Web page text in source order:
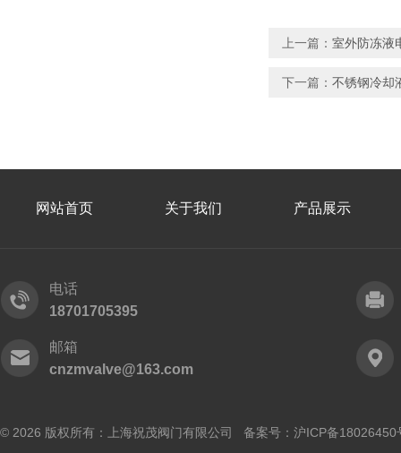
上一篇： 室外防冻液
下一篇： 不锈钢冷却
网站首页 关于我们 产品展示
电话
18701705395
邮箱
cnzmvalve@163.com
© 2026 版权所有：上海祝茂阀门有限公司 备案号： 沪ICP备18026450